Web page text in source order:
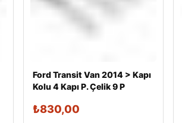
Ford Transit Van 2014 > Kapı
Kolu 4 Kapı P. Çelik 9 P
₺830,00